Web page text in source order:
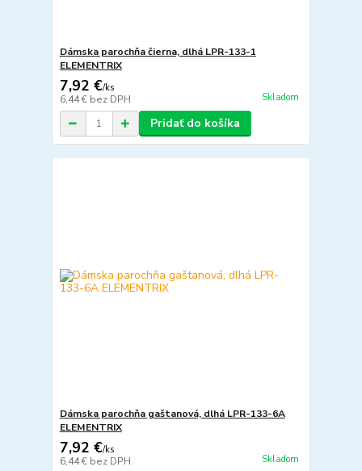
Dámska parochňa čierna, dlhá LPR-133-1
ELEMENTRIX
7,92 €/ks
6,44 € bez DPH Skladom
Pridať do košíka
Dámska parochňa gaštanová, dlhá LPR-133-6A
ELEMENTRIX
7,92 €/ks
6,44 € bez DPH Skladom